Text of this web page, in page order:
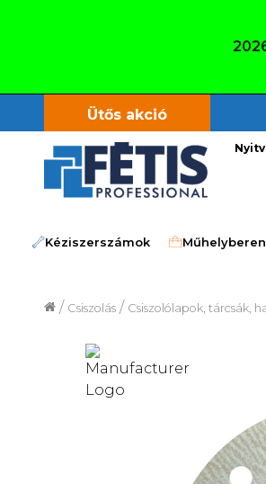
Ütős akció
Kéziszerszámok
Csiszolólapok, tárcsák,
/
Csiszolás
/